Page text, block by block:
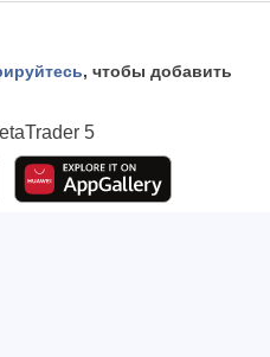
, чтобы добавить
5